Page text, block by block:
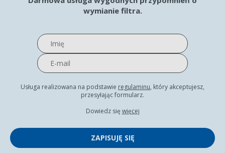
wymianie filtra.
Usługa realizowana na podstawie regulaminu, który akceptujesz,
przesyłając formularz.
Dowiedz się więcej
ZAPISUJĘ SIĘ